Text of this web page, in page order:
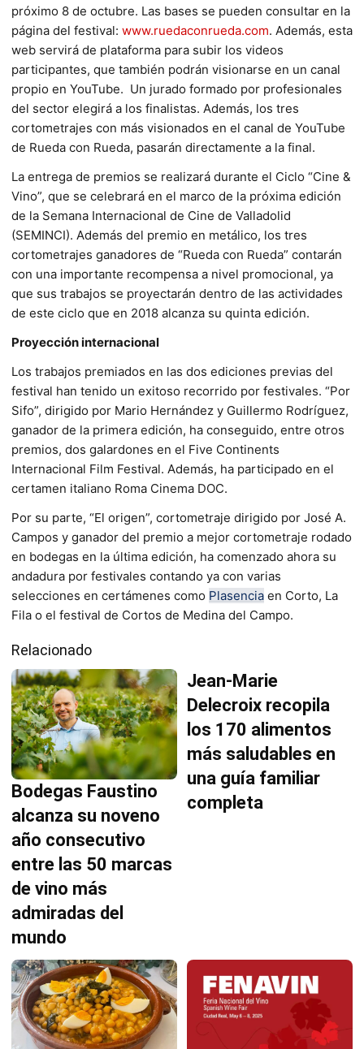
próximo 8 de octubre. Las bases se pueden consultar en la
página del festival: www.ruedaconrueda.com. Además, esta
web servirá de plataforma para subir los videos
participantes, que también podrán visionarse en un canal
propio en YouTube. Un jurado formado por profesionales
del sector elegirá a los finalistas. Además, los tres
cortometrajes con más visionados en el canal de YouTube
de Rueda con Rueda, pasarán directamente a la final.
La entrega de premios se realizará durante el Ciclo “Cine &
Vino”, que se celebrará en el marco de la próxima edición
de la Semana Internacional de Cine de Valladolid
(SEMINCI). Además del premio en metálico, los tres
cortometrajes ganadores de “Rueda con Rueda” contarán
con una importante recompensa a nivel promocional, ya
que sus trabajos se proyectarán dentro de las actividades
de este ciclo que en 2018 alcanza su quinta edición.
Proyección internacional
Los trabajos premiados en las dos ediciones previas del
festival han tenido un exitoso recorrido por festivales. “Por
Sifo”, dirigido por Mario Hernández y Guillermo Rodríguez,
ganador de la primera edición, ha conseguido, entre otros
premios, dos galardones en el Five Continents
Internacional Film Festival. Además, ha participado en el
certamen italiano Roma Cinema DOC.
Por su parte, “El origen”, cortometraje dirigido por José A.
Campos y ganador del premio a mejor cortometraje rodado
en bodegas en la última edición, ha comenzado ahora su
andadura por festivales contando ya con varias
selecciones en certámenes como Plasencia en Corto, La
Fila o el festival de Cortos de Medina del Campo.
Relacionado
Bodegas Faustino
alcanza su noveno
año consecutivo
entre las 50 marcas
de vino más
admiradas del
mundo
Jean-Marie
Delecroix recopila
los 170 alimentos
más saludables en
una guía familiar
completa